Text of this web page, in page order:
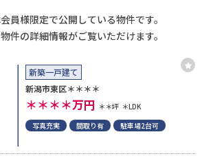
員様限定で公開している物件です。
件の詳細情報がご覧いただけます。
新築一戸建て
新潟市東区＊＊＊＊
＊＊＊＊万円 ＊＊坪 ＊LDK
写真充実
間取り有 駐車場2台可